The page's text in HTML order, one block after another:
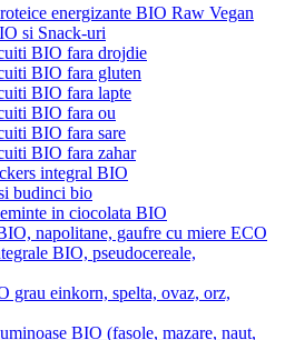
energizante BIO Raw Vegan
si Snack-uri
BIO fara drojdie
BIO fara gluten
BIO fara lapte
BIO fara ou
BIO fara sare
BIO fara zahar
integral BIO
budinci bio
in ciocolata BIO
napolitane, gaufre cu miere ECO
BIO, pseudocereale,
grau einkorn, spelta, ovaz, orz,
BIO (fasole, mazare, naut,